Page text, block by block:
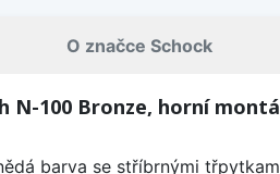
O značce Schock
N-100 Bronze, horní
barva se stříbrnými